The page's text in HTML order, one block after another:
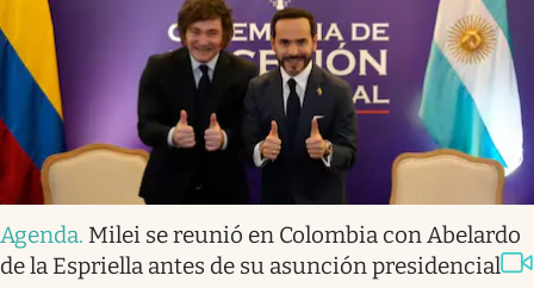
Agenda. Milei se reunió en Colombia con Abelardo
de la Espriella antes de su asunción presidencial